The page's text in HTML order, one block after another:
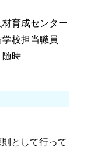
育成センター
校担当職員
随時
として行って